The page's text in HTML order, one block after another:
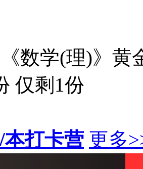
数学(理)》黄
仅剩 1份
打卡营 更多